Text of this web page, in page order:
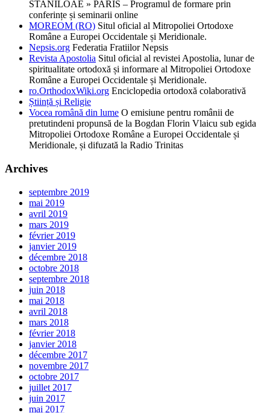
STANILOAE » PARIS – Programul de formare prin
conferințe și seminarii online
MOREOM (RO) Situl oficial al Mitropoliei Ortodoxe
Române a Europei Occidentale și Meridionale.
Nepsis.org Federatia Fratiilor Nepsis
Revista Apostolia Situl oficial al revistei Apostolia, lunar de
spiritualitate ortodoxă și informare al Mitropoliei Ortodoxe
Române a Europei Occidentale și Meridionale.
ro.OrthodoxWiki.org Enciclopedia ortodoxă colaborativă
Știință și Religie
Vocea română din lume O emisiune pentru românii de
pretutindeni propunsă de la Bogdan Florin Vlaicu sub egida
Mitropoliei Ortodoxe Române a Europei Occidentale și
Meridionale, și difuzată la Radio Trinitas
Archives
septembre 2019
mai 2019
avril 2019
mars 2019
février 2019
janvier 2019
décembre 2018
octobre 2018
septembre 2018
juin 2018
mai 2018
avril 2018
mars 2018
février 2018
janvier 2018
décembre 2017
novembre 2017
octobre 2017
juillet 2017
juin 2017
mai 2017